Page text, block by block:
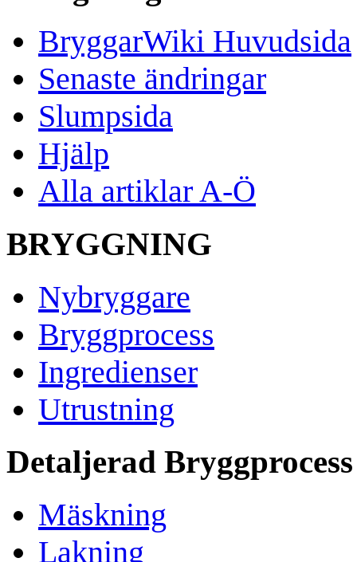
BryggarWiki Huvudsida
Senaste ändringar
Slumpsida
Hjälp
Alla artiklar A-Ö
BRYGGNING
Nybryggare
Bryggprocess
Ingredienser
Utrustning
Detaljerad Bryggprocess
Mäskning
Lakning